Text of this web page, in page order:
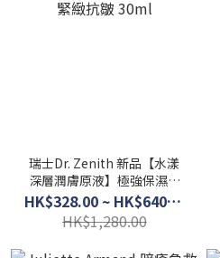
瑞士Dr. Zenith 新品【水漾
深層潤膚原液】極強保濕｜
緊緻抗皺 30ml
HK$328.00 ~ HK$640.00
HK$1,280.00